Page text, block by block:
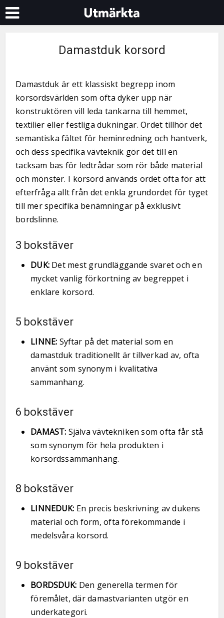
Damastduk korsord
Damastduk är ett klassiskt begrepp inom
korsordsvärlden som ofta dyker upp när
konstruktören vill leda tankarna till hemmet,
textilier eller festliga dukningar. Ordet tillhör det
semantiska fältet för heminredning och hantverk,
och dess specifika vävteknik gör det till en
tacksam bas för ledtrådar som rör både material
och mönster. I korsord används ordet ofta för att
efterfråga allt från det enkla grundordet för tyget
till mer specifika benämningar på exklusivt
bordslinne.
3 bokstäver
DUK:Det mest grundläggande svaret och en
mycket vanlig förkortning av begreppet i
enklare korsord.
5 bokstäver
LINNE: Syftar på det material som en
damastduk traditionellt är tillverkad av, ofta
använt som synonym i kvalitativa
sammanhang.
6 bokstäver
DAMAST: Själva vävtekniken som ofta får stå
som synonym för hela produkten i
korsordssammanhang.
8 bokstäver
LINNEDUK: En precis beskrivning av dukens
material och form, ofta förekommande i
medelsvåra korsord.
9 bokstäver
BORDSDUK: Den generella termen för
föremålet, där damastvarianten utgör en
underkategori.